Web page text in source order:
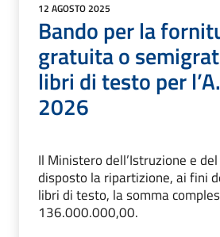
12 AGOSTO 2025
Bando per la
gratuita o
libri di testo per
2026
Il Ministero dell’Istruzione e
disposto la ripartizione, ai fini
libri di testo, la somma
136.000.000,00.